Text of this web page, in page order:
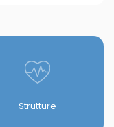
Strutture